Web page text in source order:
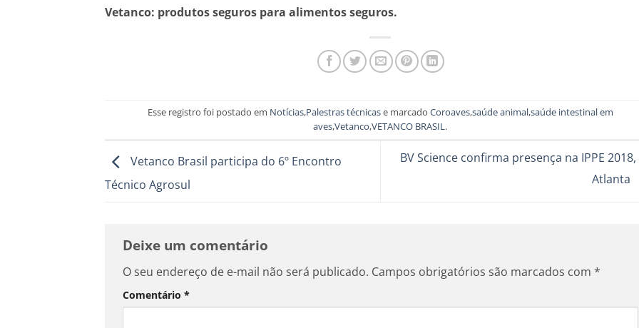
Vetanco: produtos seguros para alimentos seguros.
Esse registro foi postado em Notícias,Palestras técnicase marcado Coroaves,saúde animal,saúde intestinal em
aves,Vetanco,VETANCO BRASIL.
Vetanco Brasil participa do 6º Encontro
Técnico Agrosul
BV Science confirma presença na IPPE
Atlanta
Deixe um comentário
O seu endereço de e-mail não será publicado. Campos obrigatórios são marcados com *
Comentário *